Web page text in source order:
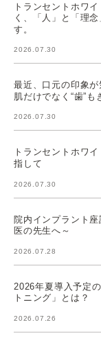
トランセントホワ
く、「人」と「理
す。
2026.07.30
最近、口元の印象
肌だけでなく“歯”も
2026.07.30
トランセントホワ
指して
2026.07.30
院内インプラント
医の先生へ～
2026.07.28
2026年夏導入予定
トニング」とは？
2026.07.26